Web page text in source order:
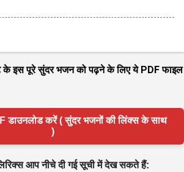
के इस पूरे सुंदर भजन को पढ़ने के लिए ये PDF फाइल
डाउनलोड करें ( सुंदर भजनों की लिंक्स के साथ
)
आप नीचे दी गई सूची में देख सकते हैं: